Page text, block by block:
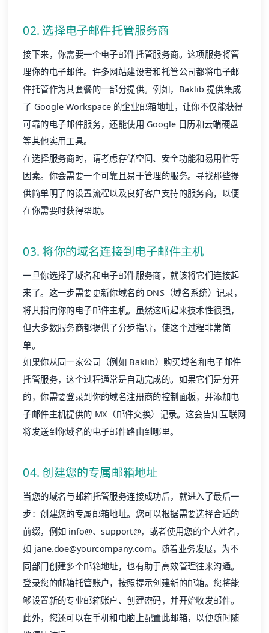
接下来，你需要一个电子邮件托管服务商。这项服务将管
件托管作为其套餐的一部分提供。例如，Baklib 提供集成
了 Google Workspace 的企业邮箱地址，让你不仅能获得
可靠的电子邮件服务，还能使用 Google 日历和云端硬盘
等其他实用工具。
在选择服务商时，请考虑存储空间、安全功能和易用性等
因素。你会需要一个可靠且易于管理的服务。寻找那些提
供简单明了的设置流程以及良好客户支持的服务商，以便
在你需要时获得帮助。
03. 将你的域名连接到电子邮件主机
一旦你选择了域名和电子邮件服务商，就该将它们连接起
将其指向你的电子邮件主机。虽然这听起来技术性很强，
但大多数服务商都提供了分步指导，使这个过程非常简
单。
如果你从同一家公司（例如 Baklib）购买域名和电子邮件
托管服务，这个过程通常是自动完成的。如果它们是分开
的，你需要登录到你的域名注册商的控制面板，并添加电
子邮件主机提供的 MX（邮件交换）记录。这会告知互联网
将发送到你域名的电子邮件路由到哪里。
04. 创建您的专属邮箱地址
当您的域名与邮箱托管服务连接成功后，就进入了最后一
前缀，例如 info@、support@，或者使用您的个人姓名，
如 jane.doe@yourcompany.com。随着业务发展，为不
同部门创建多个邮箱地址，也有助于高效管理往来沟通。
登录您的邮箱托管账户，按照提示创建新的邮箱。您将能
够设置新的专业邮箱账户、创建密码，并开始收发邮件。
此外，您还可以在手机和电脑上配置此邮箱，以便随时随
地便捷访问。